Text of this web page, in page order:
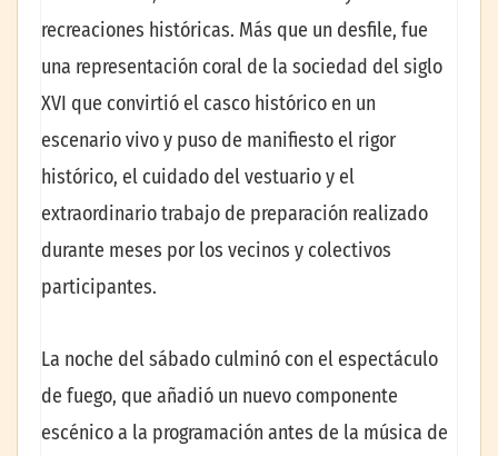
recreaciones históricas. Más que un desfile, fue
una representación coral de la sociedad del siglo
XVI que convirtió el casco histórico en un
escenario vivo y puso de manifiesto el rigor
histórico, el cuidado del vestuario y el
extraordinario trabajo de preparación realizado
durante meses por los vecinos y colectivos
participantes.
La noche del sábado culminó con el espectáculo
de fuego, que añadió un nuevo componente
escénico a la programación antes de la música de